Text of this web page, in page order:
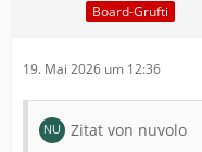
Board-Grufti
19. Mai 2026 um 12:36
Zitat von nuvolo